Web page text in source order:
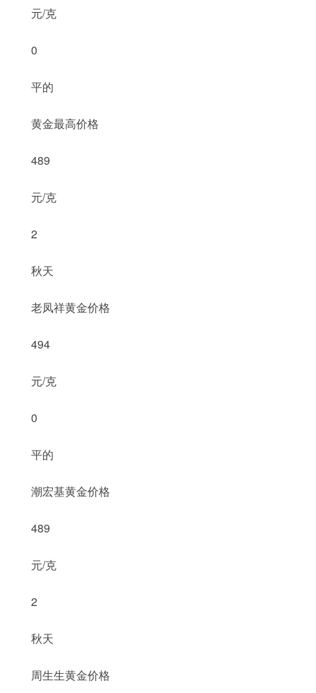
元/克
0
平的
黄金最高价格
489
元/克
2
秋天
老凤祥黄金价格
494
元/克
0
平的
潮宏基黄金价格
489
元/克
2
秋天
周生生黄金价格